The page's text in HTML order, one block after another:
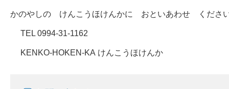
かのやしの けんこうほけんかに おといあわせ くださ
TEL 0994-31-1162
KENKO-HOKEN-KA けんこうほけんか